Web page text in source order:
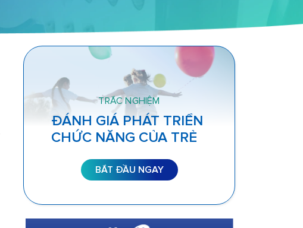
TRẮC NGHIỆM
ĐÁNH GIÁ PHÁT TRIỂN
CHỨC NĂNG CỦA TRẺ
BẮT ĐẦU NGAY